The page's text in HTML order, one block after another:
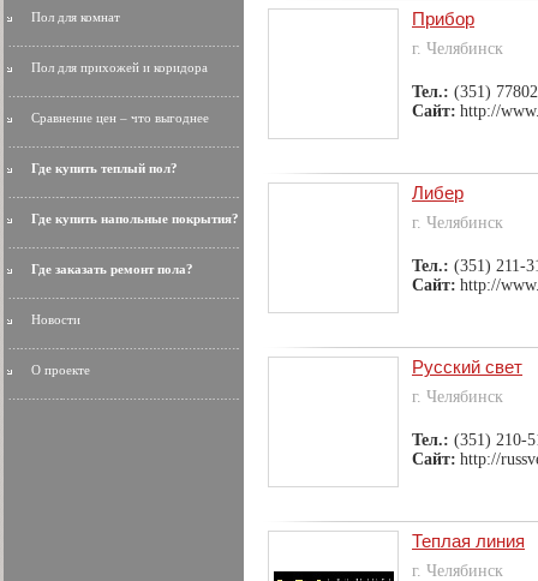
Пол для комнат
Пол для прихожей и коридора
Сравнение цен – что выгоднее
Где купить теплый пол?
Где купить напольные покрытия?
Где заказать ремонт пола?
Новости
О проекте
Прибор
г. Челябинск
Тел.: (351)
Сайт: http://
Либер
г. Челябинск
Тел.: (351) 211-
Сайт: http://
Русский свет
г. Челябинск
Тел.: (351) 210-
Сайт: http://
Теплая линия
г. Челябинск